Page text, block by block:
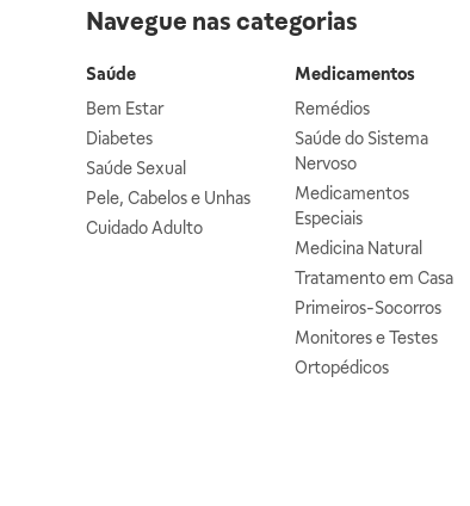
Navegue nas categorias
Saúde
Bem Estar
Diabetes
Saúde Sexual
Pele, Cabelos e Unhas
Cuidado Adulto
Medicamentos
Remédios
Saúde do Sistema
Nervoso
Medicamentos
Especiais
Medicina Natural
Tratamento em Casa
Primeiros-Socorros
Monitores e Testes
Ortopédicos